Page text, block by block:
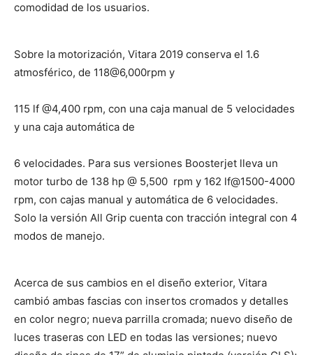
comodidad de los usuarios.
Sobre la motorización, Vitara 2019 conserva el 1.6
atmosférico, de 118@6,000rpm y
115 lf @4,400 rpm, con una caja manual de 5 velocidades
y una caja automática de
6 velocidades. Para sus versiones Boosterjet lleva un
motor turbo de 138 hp @ 5,500 rpm y 162 lf@1500-4000
rpm, con cajas manual y automática de 6 velocidades.
Solo la versión All Grip cuenta con tracción integral con 4
modos de manejo.
Acerca de sus cambios en el diseño exterior, Vitara
cambió ambas fascias con insertos cromados y detalles
en color negro; nueva parrilla cromada; nuevo diseño de
luces traseras con LED en todas las versiones; nuevo